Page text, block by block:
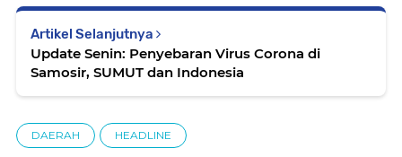
Artikel Selanjutnya
Update Senin: Penyebaran Virus Corona di
Samosir, SUMUT dan Indonesia
DAERAH HEADLINE